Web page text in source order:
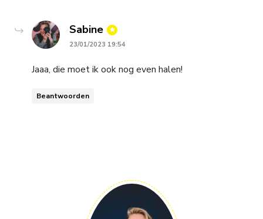
Sabine says:
23/01/2023 19:54
Jaaa, die moet ik ook nog even halen!
Beantwoorden